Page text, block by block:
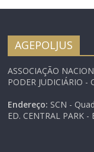
social causado pela
pesquisa também
levantar as
que os servidores
dependentes…
AGEPOLJUS
ASSOCIAÇÃO
PODER JUDICIÁRIO -
Endereço: SCN -
ED. CENTRAL PARK